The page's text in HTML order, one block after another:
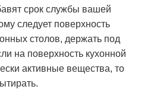
срок службы вашей
следует поверхность
столов, держать под
на поверхность кухонной
активные вещества, то